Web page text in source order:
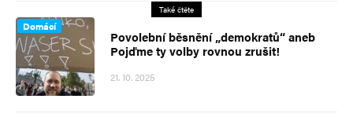
Také čtěte
Domácí
Povolební běsnění „demokratů“ aneb
Pojďme ty volby rovnou zrušit!
21. 10. 2025